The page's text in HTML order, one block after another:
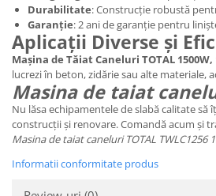
Durabilitate: Construcție robustă
Garanție: 2 ani de garanție pentru
Aplicații Diverse și
Mașina de Tăiat Caneluri TOTAL 1500W,
lucrezi în beton, zidărie sau alte materiale,
Masina de taiat
Nu lăsa echipamentele de slabă calitate să
construcții și renovare. Comandă acum și
Masina de taiat caneluri TOTAL
Informatii conformitate produs